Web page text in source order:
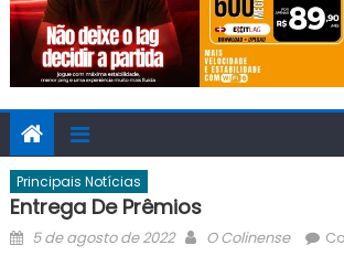
Principais Notícias
Entrega De Prêmios
Posted
5 de agosto de 2022 Author
O Colinense